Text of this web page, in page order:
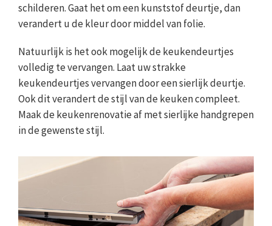
schilderen. Gaat het om een kunststof deurtje, dan
verandert u de kleur door middel van folie.
Natuurlijk is het ook mogelijk de keukendeurtjes
volledig te vervangen. Laat uw strakke
keukendeurtjes vervangen door een sierlijk deurtje.
Ook dit verandert de stijl van de keuken compleet.
Maak de keukenrenovatie af met sierlijke handgrepen
in de gewenste stijl.